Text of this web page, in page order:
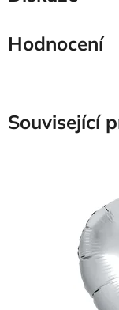
Hodnocení
Související